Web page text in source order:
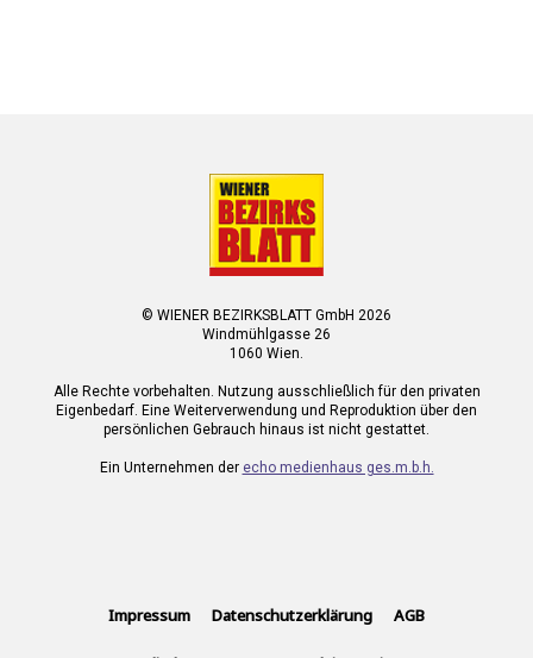
© WIENER BEZIRKSBLATT GmbH 2026
Windmühlgasse 26
1060 Wien.
Alle Rechte vorbehalten. Nutzung ausschließlich für den privaten
Eigenbedarf. Eine Weiterverwendung und Reproduktion über den
persönlichen Gebrauch hinaus ist nicht gestattet.
Ein Unternehmen der echo medienhaus ges.m.b.h.
Impressum Datenschutzerklärung AGB